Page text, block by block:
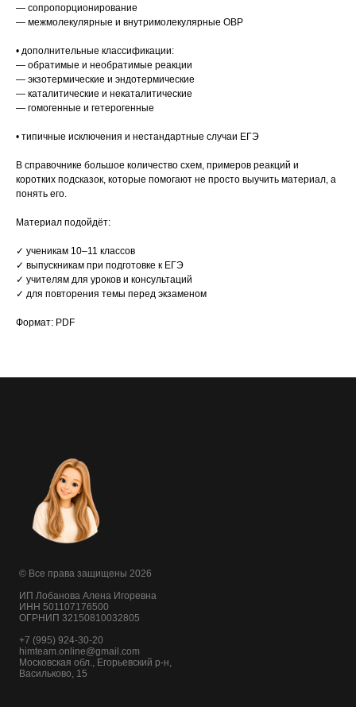
— сопропорционирование
— межмолекулярные и внутримолекулярные ОВР
• дополнительные классификации:
— обратимые и необратимые реакции
— экзотермические и эндотермические
— каталитические и некаталитические
— гомогенные и гетерогенные
• типичные исключения и нестандартные случаи ЕГЭ
В справочнике большое количество схем, примеров реакций и
коротких подсказок, которые помогают не просто выучить материал, а
понять его.
Материал подойдёт:
✓ ученикам 10–11 классов
✓ выпускникам при подготовке к ЕГЭ
✓ учителям для уроков и консультаций
✓ для повторения темы перед экзаменом
Формат: PDF
© Все права защищены 2026
ИП Лобанова Алена Игоревна
ИНН 501107176500
ОГРНИП 32150810032805
+7 (995) 924-30-20
himteam.online@gmail.com
Московская обл., Егорьевский р-н,
Васильково, 15